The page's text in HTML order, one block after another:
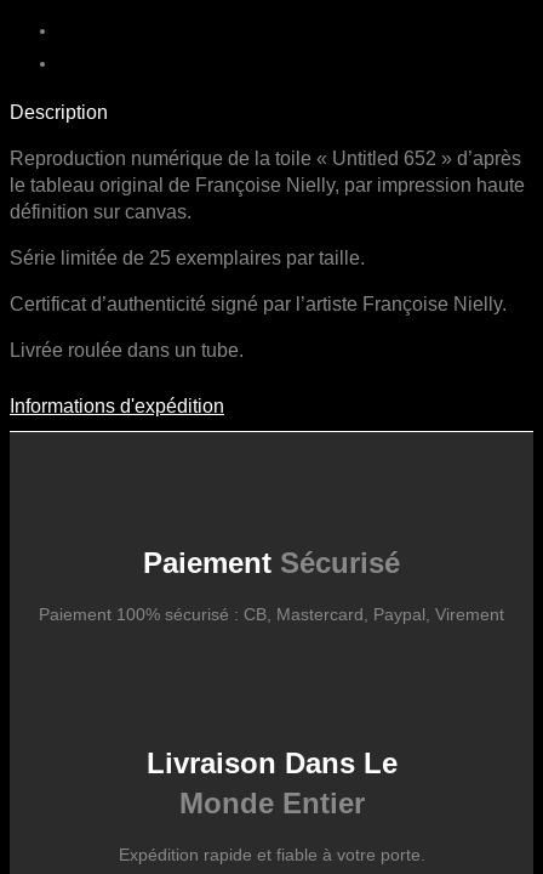
Description
Reproduction numérique de la toile « Untitled 652 » d’après
le tableau original de Françoise Nielly, par impression haute
définition sur canvas.
Série limitée de 25 exemplaires par taille.
Certificat d’authenticité signé par l’artiste Françoise Nielly.
Livrée roulée dans un tube.
Informations D'expédition
des fluctuations tarifaires des transporteurs internationaux.
Informations d'expédition
Paiement Sécurisé
Paiement 100% sécurisé : CB, Mastercard, Paypal, Virement
Livraison Dans Le
Monde Entier
Expédition rapide et fiable à votre porte.